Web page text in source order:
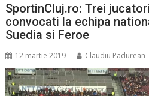
SportinCluj.ro: Trei
convocati la echipa
Suedia si Feroe
12 martie 2019 Claudiu Padurean